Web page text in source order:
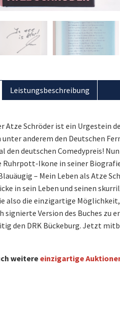
Atze Schröder ist ein Urgestein
anderem den Deutschen
den deutschen Comedypreis! Nun
Ruhrpott-Ikone in seiner
– Mein Leben als Atze
in sein Leben und seinen
also die einzigartige
Version des Buches zu
den DRK Bückeburg. Jetzt
weitere einzigartige
Leistungsbeschreibung